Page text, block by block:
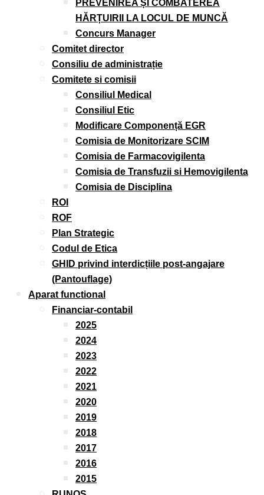
PREVENIREA ȘI COMBATEREA
HĂRȚUIRII LA LOCUL DE MUNCĂ
Concurs Manager
Comitet director
Consiliu de administrație
Comitete si comisii
Consiliul Medical
Consiliul Etic
Modificare Componență EGR
Comisia de Monitorizare SCIM
Comisia de Farmacovigilenta
Comisia de Transfuzii si Hemovigilenta
Comisia de Disciplina
ROI
ROF
Plan Strategic
Codul de Etica
GHID privind interdicțiile post-angajare
(Pantouflage)
Aparat functional
Financiar-contabil
2025
2024
2023
2022
2021
2020
2019
2018
2017
2016
2015